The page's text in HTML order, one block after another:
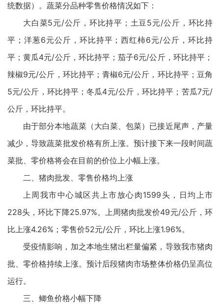
统数据）。蔬菜分品种零售价格情况如下：
大白菜5元/公斤，环比持平；土豆5元/公斤，环比持
平；洋葱6元公斤，环比持平；西红柿6元/公斤，环比持
平；黄瓜4元/公斤，环比持平；茄子6元/公斤，环比持平；
辣椒9元/公斤，环比持平；青椒6元/公斤，环比持平；豆角
5元/公斤，环比持平；冬瓜4元/公斤，环比持平；苦瓜7元/
公斤，环比持平。
由于部分本地蔬菜（大白菜、包菜）已接近尾声，产量
减少，导致蔬菜批发价格有所上涨。预计接下来一段时间蔬
菜批、零价格将会在目前的价位上小幅上涨。
二、猪肉批发、零售价格均上涨
上周我市中心城区共上市放心肉1599头，日均上市
228头，环比下降25.97%。上周猪肉批发价49元/公斤，环
比上涨4.26%；零售价52元/公斤，环比上涨1.96%。
受疫情影响，加之本地生猪出栏量偏紧，导致我市猪肉
批、零价格持续上涨。预计后段猪肉市场整体价格仍呈高位
运行。
三、鲫鱼价格小幅下降